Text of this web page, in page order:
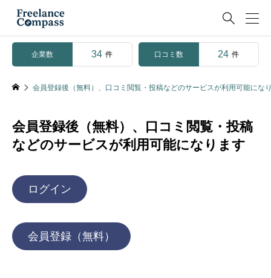

企業数 34 件 口コミ数 24 件
会員登録後（無料）、口コミ閲覧・投稿などのサービスが利用可能にな
会員登録後（無料）、口コミ閲覧・投稿
などのサービスが利用可能になります
ログイン
会員登録（無料）